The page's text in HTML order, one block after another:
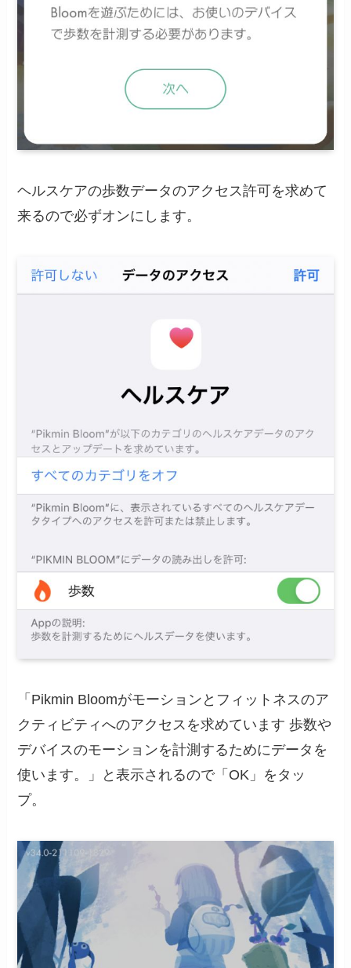
ヘルスケアの歩数データのアクセス許可を求めて
来るので必ずオンにします。
「Pikmin Bloomがモーションとフィットネスのア
クティビティへのアクセスを求めています 歩数や
デバイスのモーションを計測するためにデータを
使います。」と表示されるので「OK」をタッ
プ。